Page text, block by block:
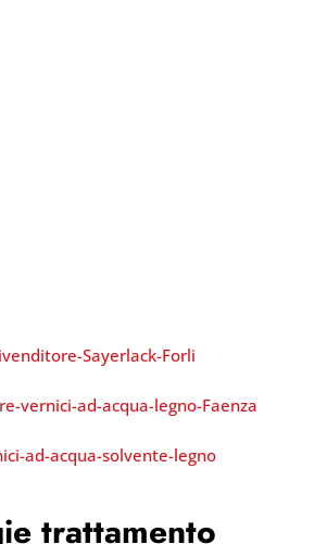
trattamento